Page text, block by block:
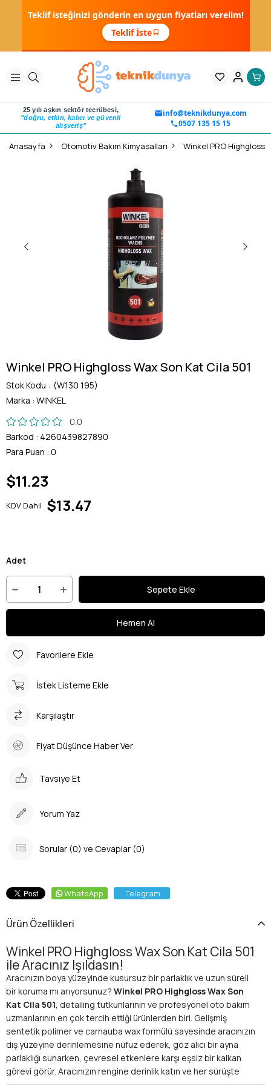
Teklif isteğinizi gönderin en uygun fiyatları verelim!
Teklif İste
25 yılı aşkın sektör tecrübesi,
"doğru, etkin, kalıcı ve güvenli
alışveriş"
info@teknikdunya.com
0507 135 15 15
Anasayfa Otomotiv Bakım Kimyasalları Winkel PRO Highgloss
Winkel PRO Highgloss Wax Son Kat Cila 501
Stok Kodu
(W130 195)
Marka : WINKEL
0.0
Barkod : 4260439827890
Para Puan : 0
$11.23
KDV Dahil $13.47
Adet
Favorilere Ekle
İstek Listeme Ekle
Karşılaştır
Fiyat Düşünce Haber Ver
Tavsiye Et
Yorum Yaz
Sorular (0) ve Cevaplar (0)
WhatsApp Telegram
Ürün Özellikleri
Winkel PRO Highgloss Wax Son Kat Cila 501
ile Aracınız Işıldasın!
Aracınızın boya yüzeyinde kusursuz bir parlaklık ve uzun süreli
bir koruma mı arıyorsunuz? Winkel PRO Highgloss Wax Son
Kat Cila 501, detailing tutkunlarının ve profesyonel oto bakım
uzmanlarının en çok tercih ettiği ürünlerden biri. Gelişmiş
sentetik polimer ve carnauba wax formülü sayesinde aracınızın
dış yüzeyine derinlemesine nüfuz ederek, göz alıcı bir ayna
parlaklığı sunarken, çevresel etkenlere karşı eşsiz bir kalkan
görevi görür. Aracınızın rengine derinlik katın ve her sürüşte